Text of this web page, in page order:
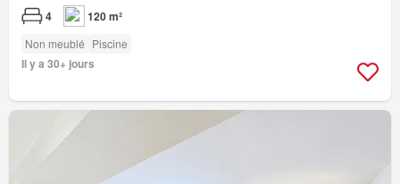
4 120 m²
Non meublé Piscine
Il y a 30+ jours